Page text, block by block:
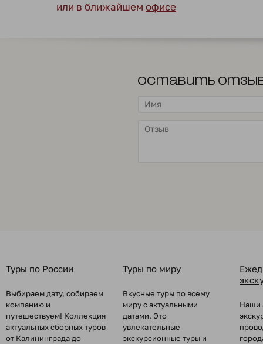
или в ближайшем офисе
Оставить
Туры по России
Выбираем дату, собираем
компанию и
путешествуем! Коллекция
актуальных сборных туров
от Калининграда до
Туры по миру
Вкусные туры по всему
миру с актуальными
датами. Это
увлекательные
экскурсионные туры и
Наши